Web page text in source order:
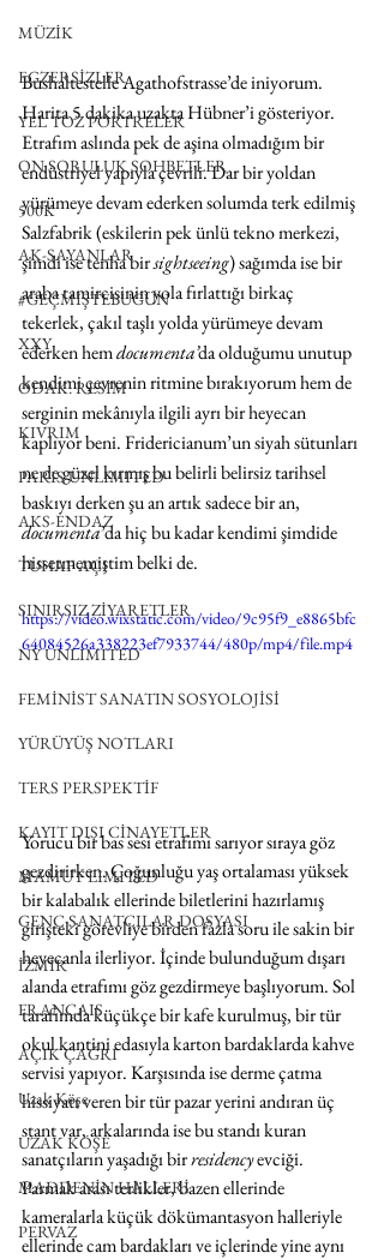
MÜZİK
EGZERSİZLER
YEL TOZ PORTRELER
ON SORULUK SOHBETLER
500K
AK-SAYANLAR
#GEÇMİŞTEBUGÜN
XXY
ODAK: RESİM
KIVRIM
PARIS UNLIMITED
AKS-ENDAZ
TUHAF AÇI
SINIRSIZ ZİYARETLER
NY UNLIMITED
FEMİNİST SANATIN SOSYOLOJİSİ
YÜRÜYÜŞ NOTLARI
TERS PERSPEKTİF
KAYIT DIŞI CİNAYETLER
MAMUT LIMITED
GENÇ SANATÇILAR DOSYASI
İZMİR
FRANÇAIS
AÇIK ÇAĞRI
Uzak Köşe
UZAK KÖŞE
MADDENİN HALLERİ
PERVAZ
Bushaltestelle Agathofstrasse’de iniyorum.
Harita 5 dakika uzakta Hübner’i gösteriyor.
Etrafım aslında pek de aşina olmadığım bir
endüstriyel yapıyla çevrili. Dar bir yoldan
yürümeye devam ederken solumda terk edilmiş
Salzfabrik (eskilerin pek ünlü tekno merkezi,
şimdi ise tenha bir sightseeing) sağımda ise bir
araba tamircisinin yola fırlattığı birkaç
tekerlek, çakıl taşlı yolda yürümeye devam
ederken hem documenta’da olduğumu unutup
kendimi çevrenin ritmine bırakıyorum hem de
serginin mekânıyla ilgili ayrı bir heyecan
kaplıyor beni. Fridericianum’un siyah sütunları
ne de güzel kırmış bu belirli belirsiz tarihsel
baskıyı derken şu an artık sadece bir an,
documenta’da hiç bu kadar kendimi şimdide
hissetmemiştim belki de.
https://video.wixstatic.com/video/9c95f9_e8865bfc
64084526a338223ef7933744/480p/mp4/file.mp4
Yorucu bir bas sesi etrafımı sarıyor sıraya göz
gezdirirken. Çoğunluğu yaş ortalaması yüksek
bir kalabalık ellerinde biletlerini hazırlamış
girişteki görevliye birden fazla soru ile sakin bir
heyecanla ilerliyor. İçinde bulunduğum dışarı
alanda etrafımı göz gezdirmeye başlıyorum. Sol
tarafımda küçükçe bir kafe kurulmuş, bir tür
okul kantini edasıyla karton bardaklarda kahve
servisi yapıyor. Karşısında ise derme çatma
hissiyatı veren bir tür pazar yerini andıran üç
stant var, arkalarında ise bu standı kuran
sanatçıların yaşadığı bir residency evciği.
Parmak arası terlikler, bazen ellerinde
kameralarla küçük dökümantasyon halleriyle
ellerinde cam bardakları ve içlerinde yine aynı